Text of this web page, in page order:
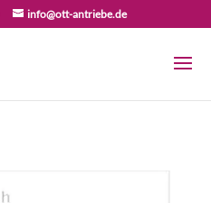
info@ott-antriebe.de